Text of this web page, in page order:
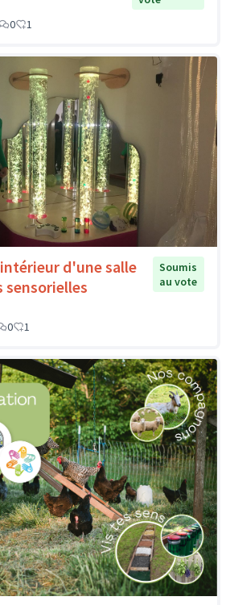
0 1
d'une salle
Soumis
au vote
0 1